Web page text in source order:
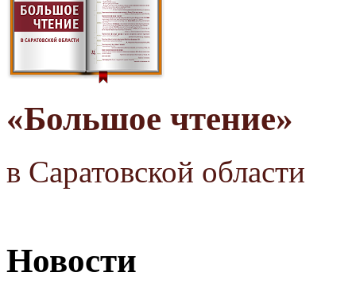
«Большое чтение»
в Саратовской области
Новости